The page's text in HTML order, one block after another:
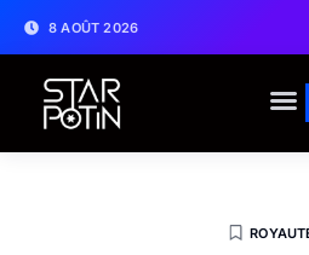
8 AOÛT 2026